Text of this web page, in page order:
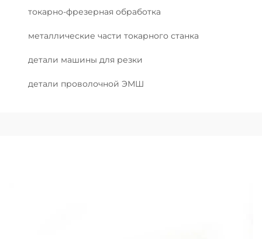
токарно-фрезерная обработка
металлические части токарного станка
детали машины для резки
детали проволочной ЭМШ